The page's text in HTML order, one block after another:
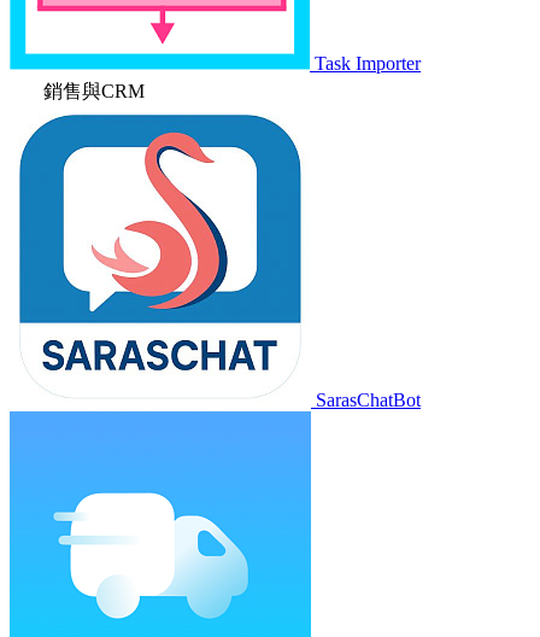
Task Importer
銷售與CRM
SarasChatBot